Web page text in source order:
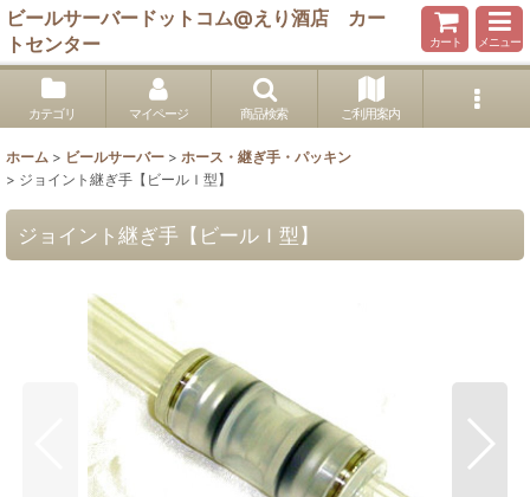
ビールサーバードットコム@えり酒店 カー
トセンター
カート メニュー
カテゴリ マイページ 商品検索 ご利用案内
ホーム > ビールサーバー > ホース・継ぎ手・パッキン
> ジョイント継ぎ手【ビールＩ型】
ジョイント継ぎ手【ビールＩ型】